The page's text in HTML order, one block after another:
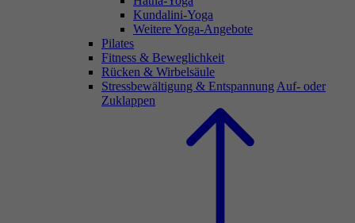
Kundalini-Yoga
Weitere Yoga-Angebote
Pilates
Fitness & Beweglichkeit
Rücken & Wirbelsäule
Stressbewältigung & Entspannung Auf- oder
Zuklappen